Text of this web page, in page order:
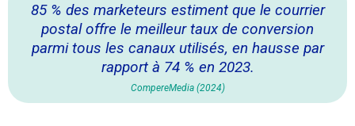
85 % des marketeurs estiment que le courrier
postal offre le meilleur taux de conversion
parmi tous les canaux utilisés, en hausse par
rapport à 74 % en 2023.
CompereMedia (2024)